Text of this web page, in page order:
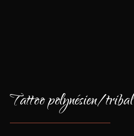
Tattoo polynésien/tribal